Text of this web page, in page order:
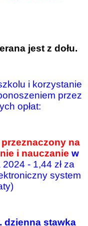
jest z dołu.
i korzystanie
przez
opłat:
na
i nauczanie w
- 1,44 zł za
system
dzienna stawka